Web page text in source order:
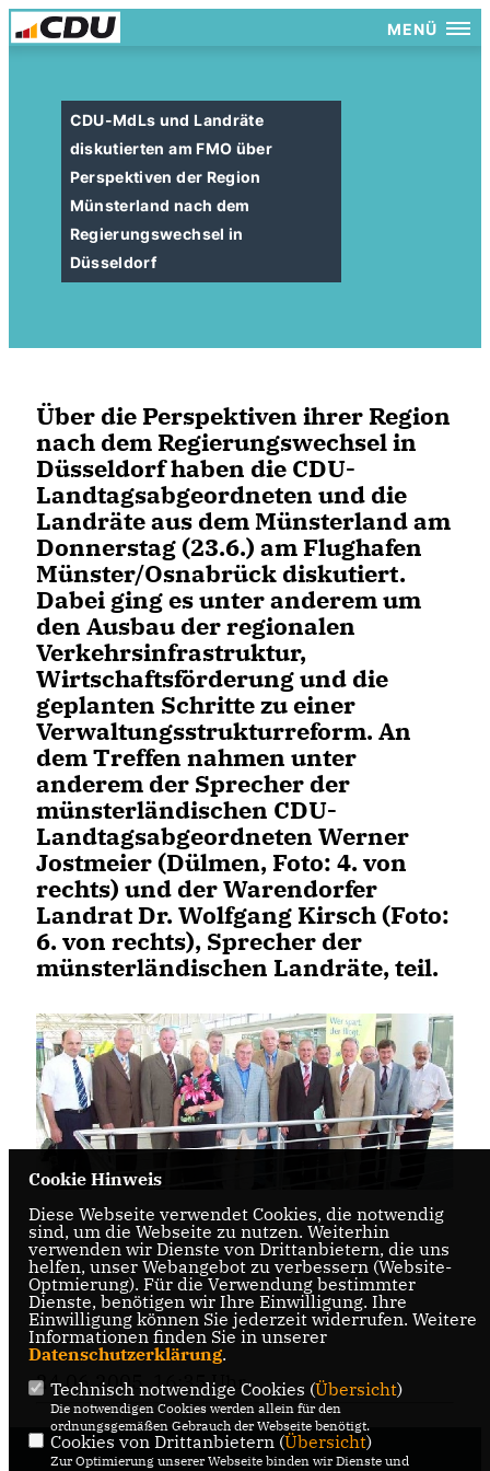
MENÜ
CDU-MdLs und Landräte
diskutierten am FMO über
Perspektiven der Region
Münsterland nach dem
Regierungswechsel in
Düsseldorf
Über die Perspektiven ihrer Region
nach dem Regierungswechsel in
Düsseldorf haben die CDU-
Landtagsabgeordneten und die
Landräte aus dem Münsterland am
Donnerstag (23.6.) am Flughafen
Münster/Osnabrück diskutiert.
Dabei ging es unter anderem um
den Ausbau der regionalen
Verkehrsinfrastruktur,
Wirtschaftsförderung und die
geplanten Schritte zu einer
Verwaltungsstrukturreform. An
dem Treffen nahmen unter
anderem der Sprecher der
münsterländischen CDU-
Landtagsabgeordneten Werner
Jostmeier (Dülmen, Foto: 4. von
rechts) und der Warendorfer
Landrat Dr. Wolfgang Kirsch (Foto:
6. von rechts), Sprecher der
münsterländischen Landräte, teil.
24.06.2005, 16:35 Uhr
Cookie Hinweis
Diese Webseite verwendet Cookies, die notwendig
sind, um die Webseite zu nutzen. Weiterhin
verwenden wir Dienste von Drittanbietern, die uns
helfen, unser Webangebot zu verbessern (Website-
Optmierung). Für die Verwendung bestimmter
Dienste, benötigen wir Ihre Einwilligung. Ihre
Einwilligung können Sie jederzeit widerrufen. Weitere
Informationen finden Sie in unserer
Datenschutzerklärung.
Technisch notwendige Cookies (Übersicht)
Die notwendigen Cookies werden allein für den
ordnungsgemäßen Gebrauch der Webseite benötigt.
Cookies von Drittanbietern (Übersicht)
Zur Optimierung unserer Webseite binden wir Dienste und